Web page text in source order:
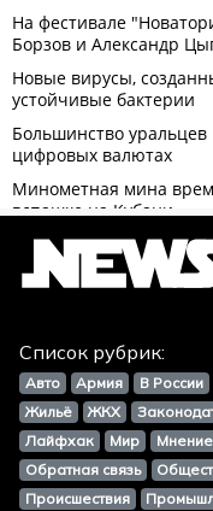
Список рубрик:
Авто Армия В России
Жильё
ЖКХ
Лайфхак
Мир Мнение
Обратная связь
Происшествия